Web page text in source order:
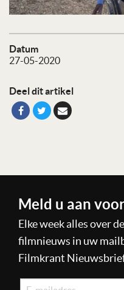
Datum
27-05-2020
Deel dit artikel
Meld u aan
Elke week alles over
filmnieuws in uw
Filmkrant